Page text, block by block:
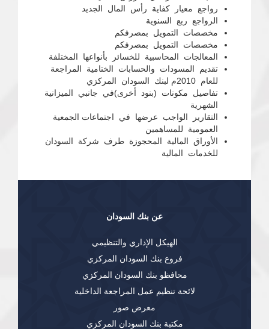
رواجع معيار كفاية رأس المال الجديد
الرواجع ربع السنوية
مخصصات التمويل بمصرفكم
مخصصات التمويل بمصرفكم
المعالجات المحاسبية للخسائر بأنواعها المختلفة
تقديم المسودات والحسابات الختامية المراجعة
للعام 2010م لبنك السودان المركزي
تفاصيل مكونات (بنود أخرى)في جانبي الميزانية
الشهرية
التقارير الواجب عرضها في اجتماعات الجمعية
العمومية للمساهمين
الأوراق المالية المحجوزة طرف شركة السودان
للخدمات المالية
عن بنك السودان
الهيكل الإداري والتنظيمي
فروع بنك السودان المركزي
محافظو بنك السودان المركزي
لائحة تنظيم عمل المراجعة الداخلية
معرض صور
مكتبة بنك السودان المركزي